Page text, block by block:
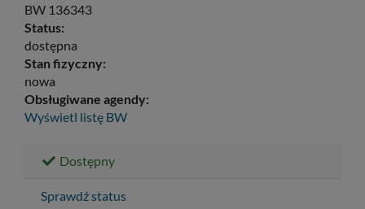
BW 136343
Status:
dostępna
Stan fizyczny:
nowa
Obsługiwane agendy:
Wyświetl listę BW
Dostępny
Sprawdź status